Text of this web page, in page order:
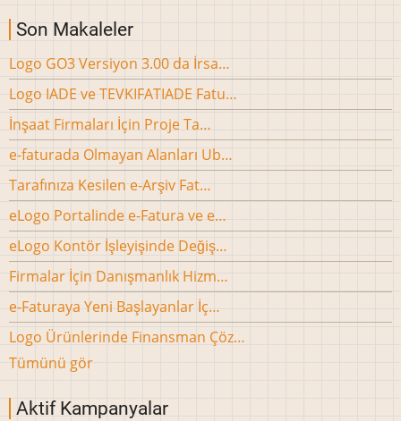
Son Makaleler
Logo GO3 Versiyon 3.00 da İrsa…
Logo IADE ve TEVKIFATIADE Fatu…
İnşaat Firmaları İçin Proje Ta…
e-faturada Olmayan Alanları Ub…
Tarafınıza Kesilen e-Arşiv Fat…
eLogo Portalinde e-Fatura ve e…
eLogo Kontör İşleyişinde Değiş…
Firmalar İçin Danışmanlık Hizm…
e-Faturaya Yeni Başlayanlar İç…
Logo Ürünlerinde Finansman Çöz…
Tümünü gör
Aktif Kampanyalar